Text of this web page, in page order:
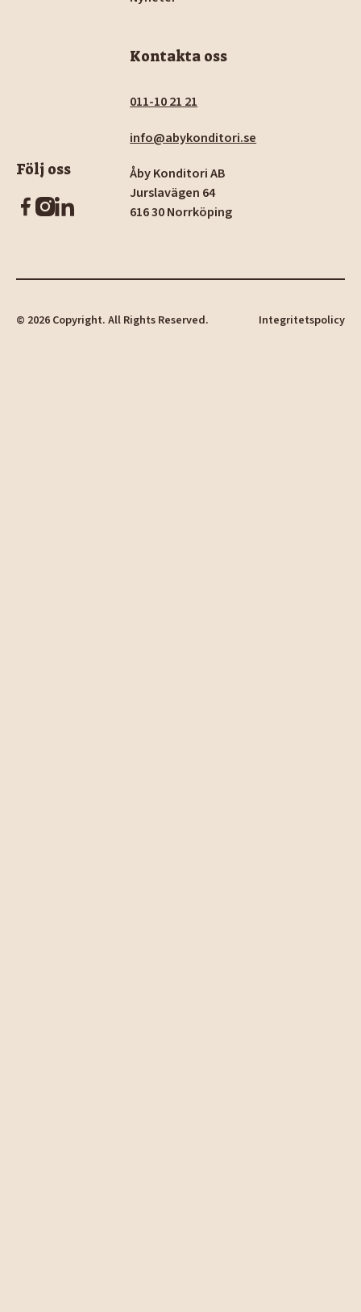
Följ oss
Kontakta oss
011-10 21 21
info@abykonditori.se
Åby Konditori AB
Jurslavägen 64
616 30 Norrköping
© 2026Copyright. All Rights Reserved. Integritetspolicy